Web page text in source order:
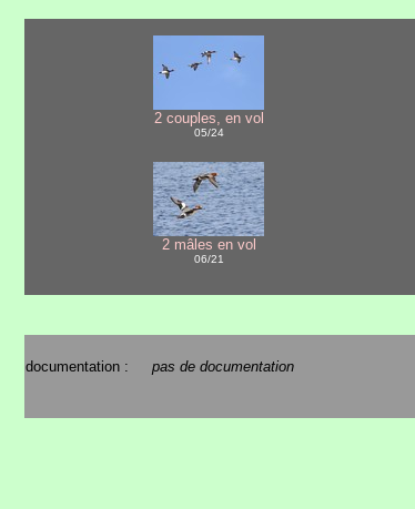
2 couples, en vol
05/24
2 mâles en vol
06/21
documentation : pas de documentation